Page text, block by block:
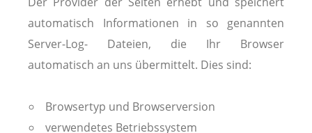
automatisch Informationen in so genannten
Server-Log- Dateien, die Ihr Browser
automatisch an uns übermittelt. Dies sind:
Browsertyp und Browserversion
verwendetes Betriebssystem